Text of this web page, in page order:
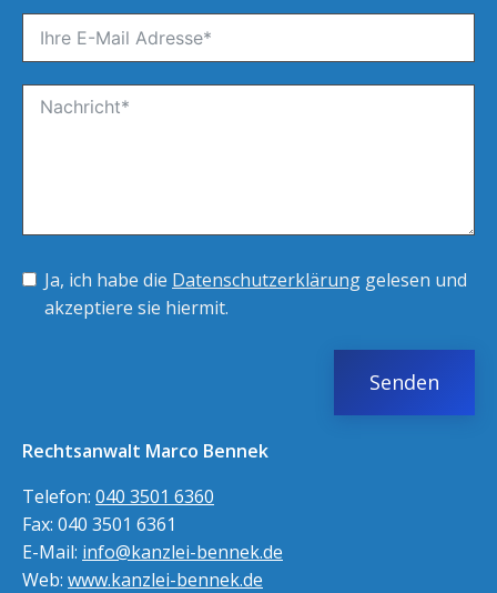
Ja, ich habe die Datenschutzerklärung gelesen und
akzeptiere sie hiermit.
Senden
Rechtsanwalt Marco Bennek
Telefon: 040 3501 6360
Fax: 040 3501 6361
E-Mail: info@kanzlei-bennek.de
Web: www.kanzlei-bennek.de